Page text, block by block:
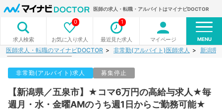
医師の求人・転職・アルバイトはマイナビDOCTOR
求人検索 お気に入り求人
0
最近見た求人
1
マイページ MENU
医師求人・転職のマイナビDOCTOR 非常勤(アルバイト)医師求人 新潟県
非常勤(アルバイト)求人 募集停止
【新潟県／五泉市】★コマ6万円の高給与求人★毎
週月・水・金曜AMのうち週1日からご勤務可能★